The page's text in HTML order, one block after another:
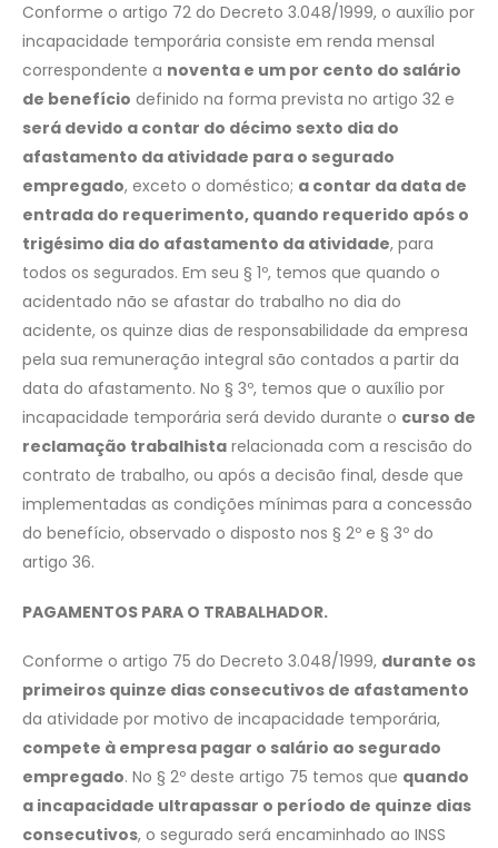
Conforme o artigo 72 do Decreto 3.048/1999, o auxílio por
incapacidade temporária consiste em renda mensal
correspondente a noventa e um por cento do salário
de benefício definido na forma prevista no artigo 32 e
será devido a contar do décimo sexto dia do
afastamento da atividade para o segurado
empregado, exceto o doméstico; a contar da data de
entrada do requerimento, quando requerido após o
trigésimo dia do afastamento da atividade, para
todos os segurados. Em seu § 1º, temos que quando o
acidentado não se afastar do trabalho no dia do
acidente, os quinze dias de responsabilidade da empresa
pela sua remuneração integral são contados a partir da
data do afastamento. No § 3º, temos que o auxílio por
incapacidade temporária será devido durante o curso de
reclamação trabalhista relacionada com a rescisão do
contrato de trabalho, ou após a decisão final, desde que
implementadas as condições mínimas para a concessão
do benefício, observado o disposto nos § 2º e § 3º do
artigo 36.
PAGAMENTOS PARA O TRABALHADOR.
Conforme o artigo 75 do Decreto 3.048/1999, durante os
primeiros quinze dias consecutivos de afastamento
da atividade por motivo de incapacidade temporária,
compete à empresa pagar o salário ao segurado
empregado. No § 2º deste artigo 75 temos que quando
a incapacidade ultrapassar o período de quinze dias
consecutivos, o segurado será encaminhado ao INSS